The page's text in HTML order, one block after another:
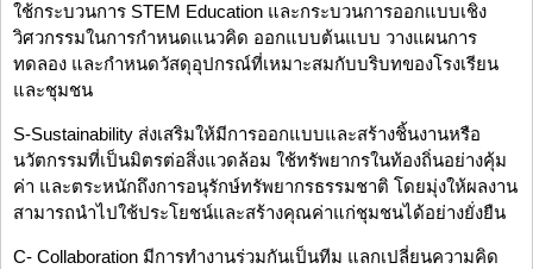
ใช้กระบวนการ STEM Education และกระบวนการออกแบบเชิง
วิศวกรรมในการกำหนดแนวคิด ออกแบบต้นแบบ วางแผนการ
ทดลอง และกำหนดวัสดุอุปกรณ์ที่เหมาะสมกับบริบทของโรงเรียน
และชุมชน
S-Sustainability ส่งเสริมให้มีการออกแบบและสร้างชิ้นงานหรือ
นวัตกรรมที่เป็นมิตรต่อสิ่งแวดล้อม ใช้ทรัพยากรในท้องถิ่นอย่างคุ้ม
ค่า และตระหนักถึงการอนุรักษ์ทรัพยากรธรรมชาติ โดยมุ่งให้ผลงาน
สามารถนำไปใช้ประโยชน์และสร้างคุณค่าแก่ชุมชนได้อย่างยั่งยืน
C- Collaboration มีการทำงานร่วมกันเป็นทีม แลกเปลี่ยนความคิด